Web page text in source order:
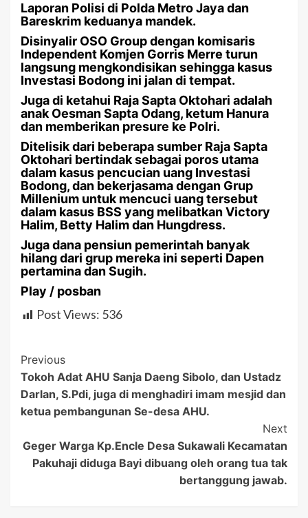
Laporan Polisi di Polda Metro Jaya dan
Bareskrim keduanya mandek.
Disinyalir OSO Group dengan komisaris
Independent Komjen Gorris Merre turun
langsung mengkondisikan sehingga kasus
Investasi Bodong ini jalan di tempat.
Juga di ketahui Raja Sapta Oktohari adalah
anak Oesman Sapta Odang, ketum Hanura
dan memberikan presure ke Polri.
Ditelisik dari beberapa sumber Raja Sapta
Oktohari bertindak sebagai poros utama
dalam kasus pencucian uang Investasi
Bodong, dan bekerjasama dengan Grup
Millenium untuk mencuci uang tersebut
dalam kasus BSS yang melibatkan Victory
Halim, Betty Halim dan Hungdress.
Juga dana pensiun pemerintah banyak
hilang dari grup mereka ini seperti Dapen
pertamina dan Sugih.
Play / posban
Post Views: 536
Post
Navigation
Previous
Tokoh Adat AHU Sanja Daeng Sibolo, dan Ustadz
Darlan, S.Pdi, juga di menghadiri imam mesjid dan
ketua pembangunan Se-desa AHU.
Next
Geger Warga Kp.Encle Desa Sukawali Kecamatan
Pakuhaji diduga Bayi dibuang oleh orang tua tak
bertanggung jawab.